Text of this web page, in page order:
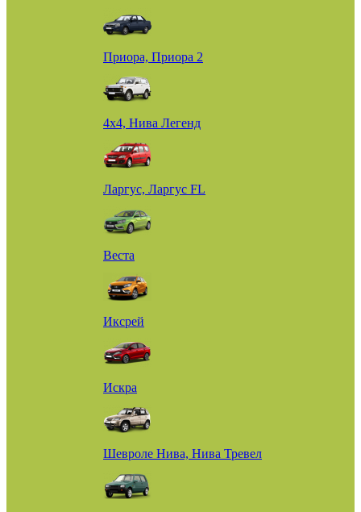
Приора, Приора 2
4х4, Нива Легенд
Ларгус, Ларгус FL
Веста
Иксрей
Искра
Шевроле Нива, Нива Тревел